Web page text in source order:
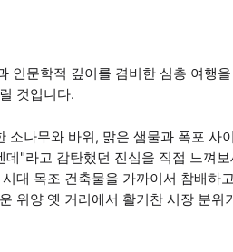
인문학적 깊이를 겸비한 심층 여행
것입니다.
소나무와 바위, 맑은 샘물과 폭포 사
"라고 감탄했던 진심을 직접 느껴
대 목조 건축물을 가까이서 참배하
위양 옛 거리에서 활기찬 시장 분위